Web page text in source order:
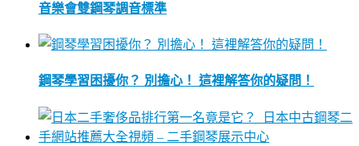
音樂會雙鋼琴調音標準
鋼琴學習困擾你？ 別擔心！ 這裡解答你的疑問！